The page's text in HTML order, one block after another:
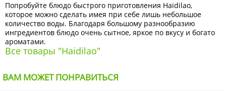
Попробуйте блюдо быстрого приготовления Haidilao,
которое можно сделать имея при себе лишь небольшое
количество воды. Благодаря большому разнообразию
ингредиентов блюдо очень сытное, яркое по вкусу и богато
ароматами.
Все товары "Haidilao"
ВАМ МОЖЕТ ПОНРАВИТЬСЯ